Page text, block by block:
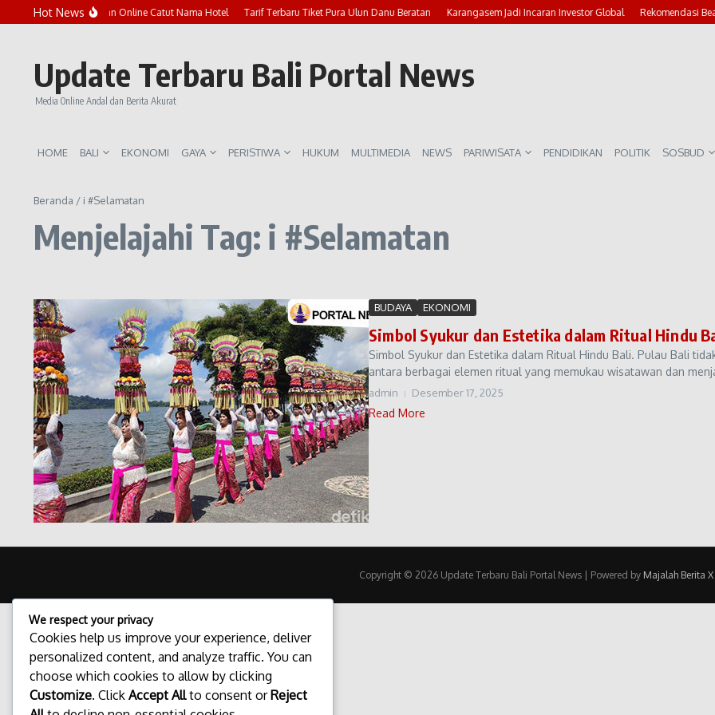
Lewati ke konten
Hot News
Marak Penipuan Online Catut Nama Hotel Tarif Terbaru Tiket Pura Ulun Danu Beratan Karangasem Jadi Incaran Investor Global Rekomendasi
Update Terbaru Bali Portal News
Media Online Andal dan Berita Akurat
HOME BALI EKONOMI GAYA PERISTIWA HUKUM MULTIMEDIA NEWS PARIWISATA PENDIDIKAN POLITIK SOSBUD
Beranda / i #Selamatan
Menjelajahi Tag: i #Selamatan
BUDAYA EKONOMI
Simbol Syukur dan Estetika dalam Ritual Hindu
Simbol Syukur dan Estetika dalam Ritual Hindu Bali. Pulau Bali
antara berbagai elemen ritual yang memukau wisatawan dan
admin Desember 17, 2025
Read More
Copyright © 2026 Update Terbaru Bali Portal News | Powered by Majalah Berita X
We respect your privacy
Cookies help us improve your experience, deliver
personalized content, and analyze traffic. You can
choose which cookies to allow by clicking
Customize. Click Accept Allto consent orReject